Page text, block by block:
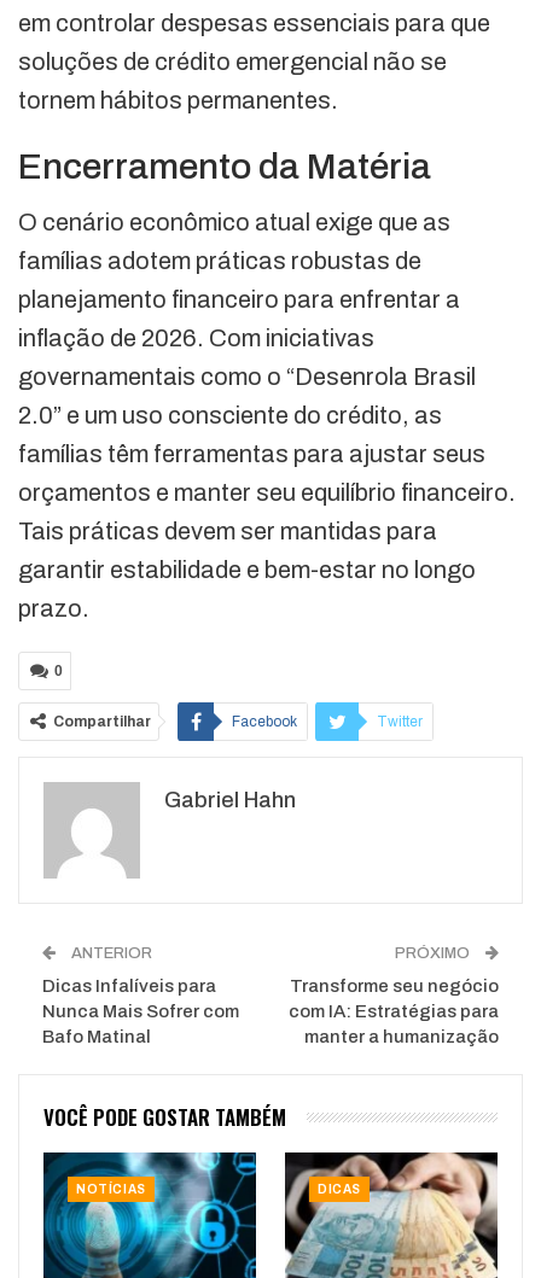
em controlar despesas essenciais para que
soluções de crédito emergencial não se
tornem hábitos permanentes.
Encerramento da Matéria
O cenário econômico atual exige que as
famílias adotem práticas robustas de
planejamento financeiro para enfrentar a
inflação de 2026. Com iniciativas
governamentais como o “Desenrola Brasil
2.0” e um uso consciente do crédito, as
famílias têm ferramentas para ajustar seus
orçamentos e manter seu equilíbrio financeiro.
Tais práticas devem ser mantidas para
garantir estabilidade e bem-estar no longo
prazo.
0
Compartilhar Facebook Twitter
WhatsApp
Gabriel Hahn
ANTERIOR
Dicas Infalíveis para
Nunca Mais Sofrer com
Bafo Matinal
PRÓXIMO
Transforme seu negócio
com IA: Estratégias para
manter a humanização
VOCÊ PODE GOSTAR TAMBÉM
NOTÍCIAS DICAS